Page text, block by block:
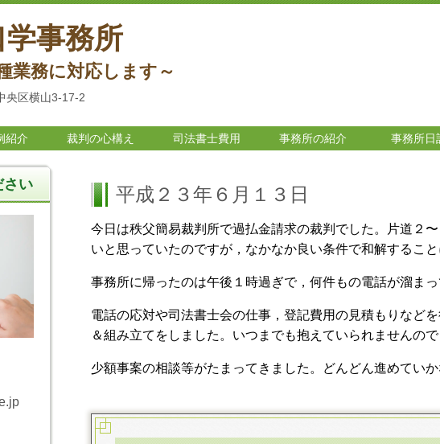
事務所
業務に対応します～
央区横山3-17-2
紹介 裁判の心構え 司法書士費用 事務所の紹介 事務所日
平成２３年６月１３日
今日は秩父簡易裁判所で過払金請求の裁判でした。片道２
いと思っていたのですが，なかなか良い条件で和解するこ
事務所に帰ったのは午後１時過ぎで，何件もの電話が溜ま
電話の応対や司法書士会の仕事，登記費用の見積もりなど
＆組み立てをしました。いつまでも抱えていられませんの
少額事案の相談等がたまってきました。どんどん進めてい
さい